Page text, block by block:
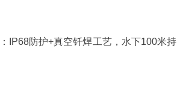
：IP68防护+真空钎焊工艺，水下100米持